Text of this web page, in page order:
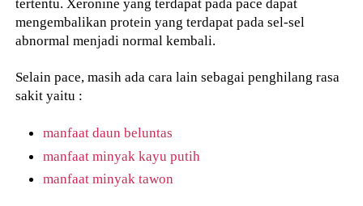
tertentu. Xeronine yang terdapat pada pace dapat
mengembalikan protein yang terdapat pada sel-sel
abnormal menjadi normal kembali.
Selain pace, masih ada cara lain sebagai penghilang rasa
sakit yaitu :
manfaat daun beluntas
manfaat minyak kayu putih
manfaat minyak tawon